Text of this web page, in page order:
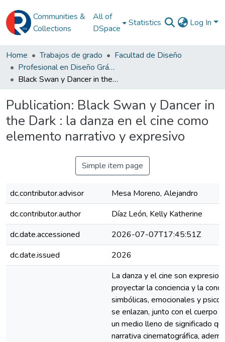
Communities &
Collections
All of
DSpace
Statistics Log In
Home Trabajos de grado
Facultad de Diseño
Profesional en Diseño Gráfico
Black Swan y Dancer in the Dark : la danza en el cine como elemento narrativo y expresivo
Publication: Black Swan y Dancer in
the Dark : la danza en el cine como
elemento narrativo y expresivo
Simple item page
dc.contributor.advisor
Mesa Moreno, Alejandro
dc.contributor.author
Díaz León, Kelly Katherine
dc.date.accessioned
2026-07-07T17:45:51Z
dc.date.issued
2026
La danza y el cine son
proyectar la conciencia y la
simbólicas, emocionales y
se enlazan, junto con el cuerpo
un medio lleno de significado
narrativa cinematográfica,